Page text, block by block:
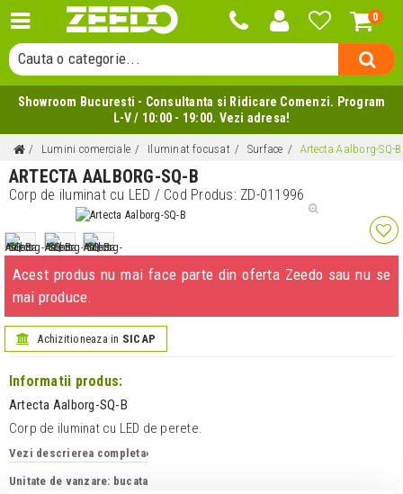
0
Cauta un produs...
Cauta o categorie...
Cauta un producator...
Cauta un produs...
Showroom Bucuresti - Consultanta si Ridicare Comenzi. Program
L-V / 10:00 - 19:00. Vezi adresa!
Lumini comerciale Iluminat focusat Surface Artecta Aalborg-SQ-B
ARTECTA AALBORG-SQ-B
Corp de iluminat cu LED / Cod Produs: ZD-011996
Acest produs nu mai face parte din oferta Zeedo sau nu se
mai produce.
Achizitioneaza in SICAP
Informatii produs:
Artecta Aalborg-SQ-B
Corp de iluminat cu LED de perete.
Vezi descrierea completa›
Unitate de vanzare: bucata